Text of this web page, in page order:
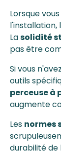
Lorsque
l'installation,
Lasolidité
pas être
Si vous
outils
perceuse à
augmente
Les normes
durabilité de